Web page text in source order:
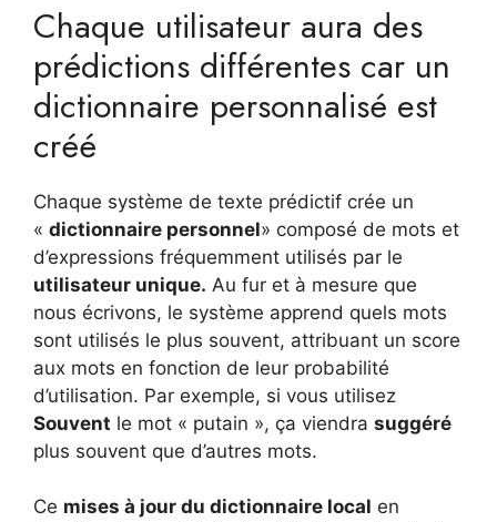
Chaque utilisateur aura des
prédictions différentes car un
dictionnaire personnalisé est
créé
Chaque système de texte prédictif crée un
« dictionnaire personnel» composé de mots et
d’expressions fréquemment utilisés par le
utilisateur unique. Au fur et à mesure que
nous écrivons, le système apprend quels mots
sont utilisés le plus souvent, attribuant un score
aux mots en fonction de leur probabilité
d’utilisation. Par exemple, si vous utilisez
Souvent le mot « putain », ça viendra suggéré
plus souvent que d’autres mots.
Ce mises à jour du dictionnaire local en